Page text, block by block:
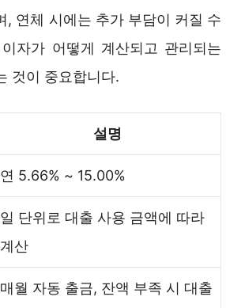
, 연체 시에는 추가 부담이 커질 수
자가 어떻게 계산되고 관리되는
것이 중요합니다.
설명
연 5.66% ~ 15.00%
일 단위로 대출 사용 금액에 따라
계산
매월 자동 출금, 잔액 부족 시 대출